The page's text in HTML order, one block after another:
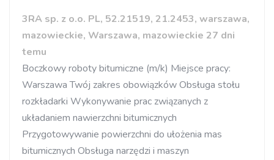
3RA sp. z o.o. PL, 52.21519, 21.2453, warszawa,
mazowieckie, Warszawa, mazowieckie 27 dni
temu
Boczkowy roboty bitumiczne (m/k) Miejsce pracy:
Warszawa Twój zakres obowiązków Obsługa stołu
rozkładarki Wykonywanie prac związanych z
układaniem nawierzchni bitumicznych
Przygotowywanie powierzchni do ułożenia mas
bitumicznych Obsługa narzędzi i maszyn